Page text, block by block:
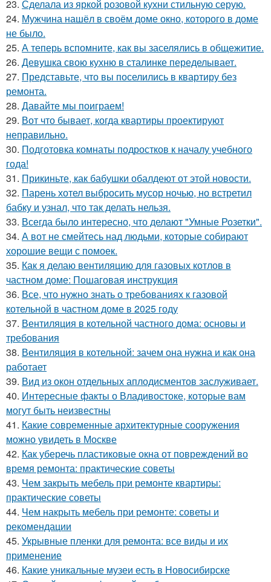
23. Сделала из яркой розовой кухни стильную серую.
24. Мужчина нашёл в своём доме окно, которого в доме
не было.
25. А теперь вспомните, как вы заселялись в общежитие.
26. Девушка свою кухню в сталинке переделывает.
27. Представьте, что вы поселились в квартиру без
ремонта.
28. Давайте мы поиграем!
29. Вот что бывает, когда квартиры проектируют
неправильно.
30. Подготовка комнаты подростков к началу учебного
года!
31. Прикиньте, как бабушки обалдеют от этой новости.
32. Парень хотел выбросить мусор ночью, но встретил
бабку и узнал, что так делать нельзя.
33. Всегда было интересно, что делают "Умные Розетки".
34. А вот не смейтесь над людьми, которые собирают
хорошие вещи с помоек.
35. Как я делаю вентиляцию для газовых котлов в
частном доме: Пошаговая инструкция
36. Все, что нужно знать о требованиях к газовой
котельной в частном доме в 2025 году
37. Вентиляция в котельной частного дома: основы и
требования
38. Вентиляция в котельной: зачем она нужна и как она
работает
39. Вид из окон отдельных аплодисментов заслуживает.
40. Интересные факты о Владивостоке, которые вам
могут быть неизвестны
41. Какие современные архитектурные сооружения
можно увидеть в Москве
42. Как уберечь пластиковые окна от повреждений во
время ремонта: практические советы
43. Чем закрыть мебель при ремонте квартиры:
практические советы
44. Чем накрыть мебель при ремонте: советы и
рекомендации
45. Укрывные пленки для ремонта: все виды и их
применение
46. Какие уникальные музеи есть в Новосибирске